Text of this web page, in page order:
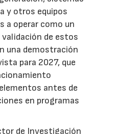
y otros equipos
a operar como un
de estos
una demostración
para 2027, que
antes de
en programas
de Investigación